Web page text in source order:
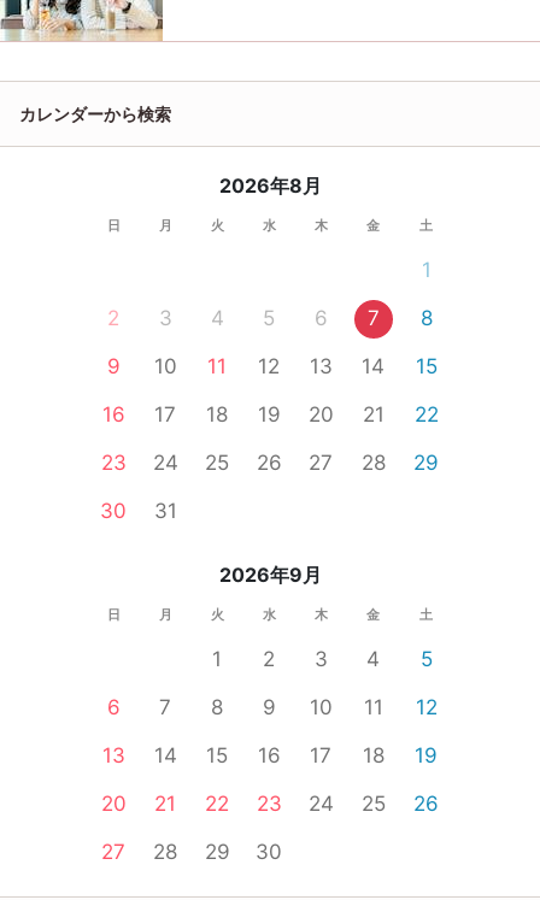
カレンダーから検索
2026年8月
日 月 火 水 木 金 土
1
2
3 4 5 6 7
8
9
10 11 12 13 14
15
16
17 18 19 20 21
22
23
24 25 26 27 28
29
30
31
2026年9月
日 月 火 水 木 金 土
1 2 3 4
5
6
7 8 9 10 11
12
13
14 15 16 17 18
19
20
21 22 23 24 25
26
27
28 29 30